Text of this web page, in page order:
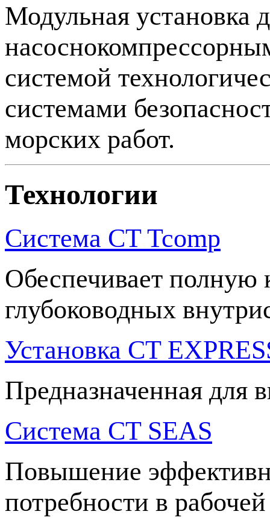
Модульная установка
системой
системами
морских работ.
Технологии
Система CT Tcomp
Обеспечивает полную
глубоководных
Установка CT
Предназначенная
Система CT SEAS
Повышение
потребности в